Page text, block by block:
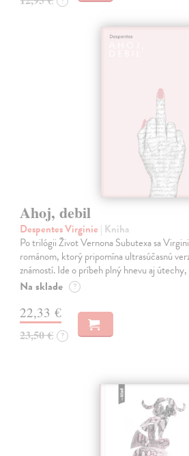
Ahoj, debil
Despentes Virginie | Kniha
Po trilógii Život Vernona Subutexa sa
románom, ktorý pripomína ultrasúčasnú
známostí. Ide o príbeh plný hnevu aj
Na sklade ?
22,33 €
23,50 € ?